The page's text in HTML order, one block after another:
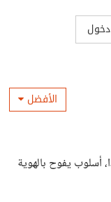
دخول
الأفضل
أسلوب يفوح بالهوية